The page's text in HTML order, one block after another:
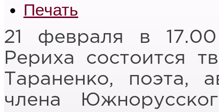
Печать
21 февраля в
Рериха состоится
Тараненко, поэта,
члена